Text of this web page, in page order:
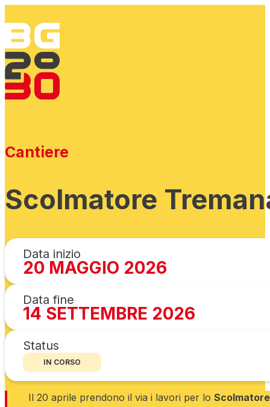
Cantiere
Scolmatore
Data inizio
20 MAGGIO 2026
Data fine
14 SETTEMBRE 2026
Status
IN CORSO
Il 20 aprile prendono il via i lavori per lo